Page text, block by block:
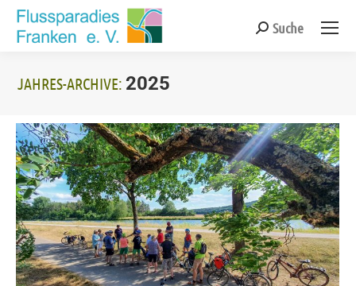
Search:
Suche
JAHRES-ARCHIVE: 2025
Sie befinden sich hier: